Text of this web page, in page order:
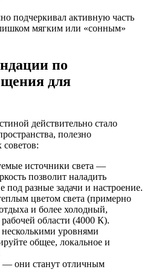
подчеркивал активную часть
мягким или «сонным»
по
для
действительно стало
полезно
источники света —
позволит наладить
под разные задачи и настроение.
цветом света (примерно
и более холодный,
области (4000 К).
уровнями
общее, локальное и
они станут отличным